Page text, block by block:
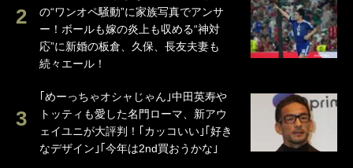
の“ワンオペ騒動”に家族写真でアンサ
ー！ボールも嫁の炎上も収める“神対
応”に新婚の板倉、久保、長友夫妻も
続々エール！
｢めーっちゃオシャじゃん｣中田英寿や
トッティも愛した名門ローマ、新アウ
ェイユニが大評判！｢カッコいい｣｢好き
なデザイン｣｢今年は2nd買おうかな｣